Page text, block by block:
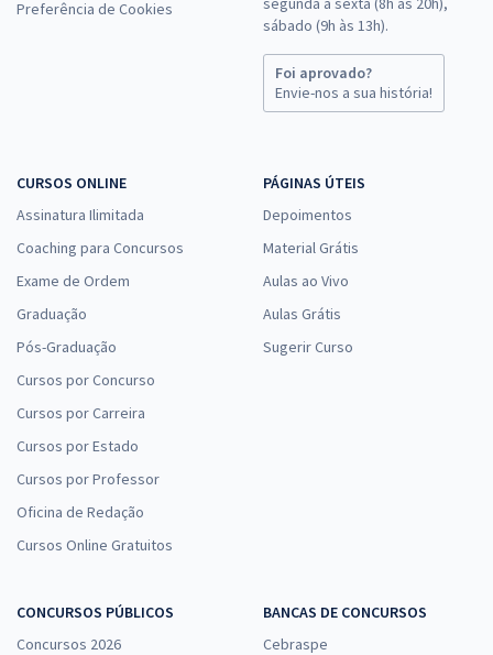
Preferência de Cookies
sábado (9h às 13h).
Foi aprovado?
Envie-nos a sua história!
CURSOS ONLINE
Assinatura Ilimitada
Coaching para Concursos
Exame de Ordem
Graduação
Pós-Graduação
Cursos por Concurso
Cursos por Carreira
Cursos por Estado
Cursos por Professor
Oficina de Redação
Cursos Online Gratuitos
PÁGINAS ÚTEIS
Depoimentos
Material Grátis
Aulas ao Vivo
Aulas Grátis
Sugerir Curso
CONCURSOS PÚBLICOS
Concursos 2026
BANCAS DE CONCURSOS
Cebraspe